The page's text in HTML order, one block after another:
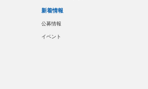
新着情報
公募情報
イベント